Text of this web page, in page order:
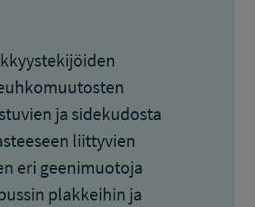
ja sidekudosta
liittyvien
eri geenimuotoja
plakkeihin ja